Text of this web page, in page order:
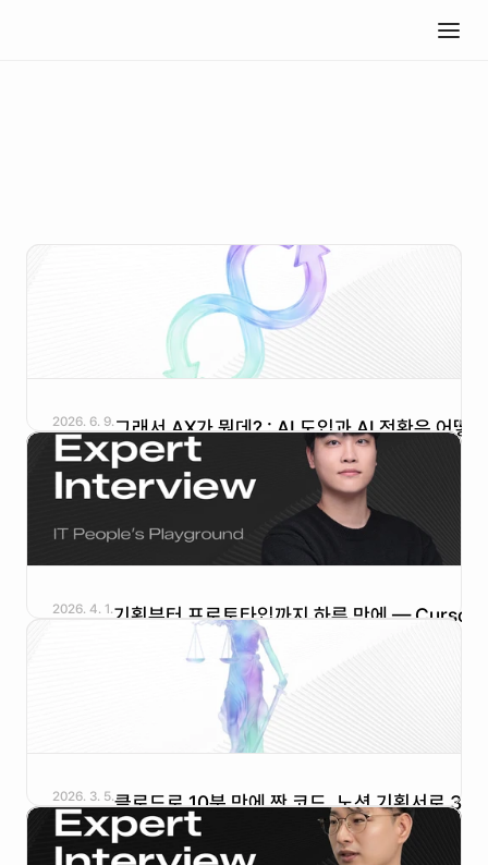
2026. 6. 9.그래서 AX가 뭔데? : AI 도입과 AI 전환은 어떻게
다를까
2026. 4. 1.기획부터 프로토타입까지 하루 만에 — Cursor
활용한 매니패스트 워크숍 후기
2026. 3. 5.클로드로 10분 만에 짠 코드, 노션 기획서로 3시
검수하는 바이브코딩의 현실